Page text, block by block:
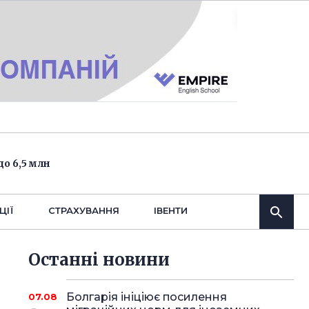
6,5 млн
СТРАХУВАННЯ IВЕНТИ
Останнi новини
07.08
Болгарія ініціює посилення